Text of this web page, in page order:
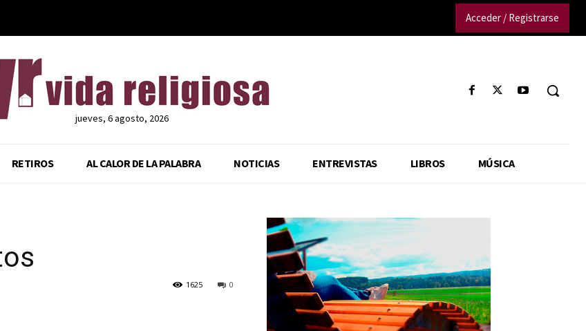
Acceder / Registrarse
jueves, 6 agosto, 2026
RETIROS AL CALOR DE LA PALABRA NOTICIAS ENTREVISTAS LIBROS MÚSICA
0
1625